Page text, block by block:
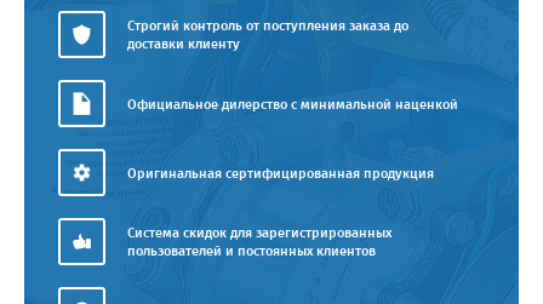
Строгий контроль от поступления заказа до
доставки клиенту
Официальное дилерство с минимальной наценкой
Оригинальная сертифицированная продукция
Система скидок для зарегистрированных
пользователей и постоянных клиентов